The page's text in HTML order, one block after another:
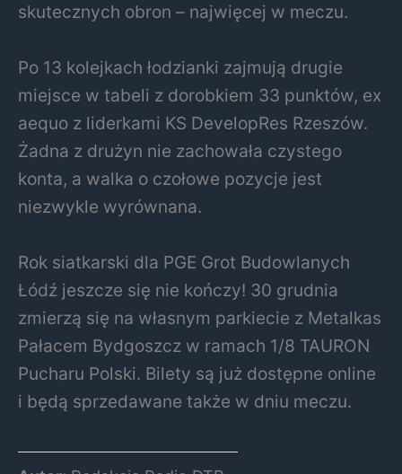
skutecznych obron – najwięcej w meczu.
Po 13 kolejkach łodzianki zajmują drugie
miejsce w tabeli z dorobkiem 33 punktów, ex
aequo z liderkami KS DevelopRes Rzeszów.
Żadna z drużyn nie zachowała czystego
konta, a walka o czołowe pozycje jest
niezwykle wyrównana.
Rok siatkarski dla PGE Grot Budowlanych
Łódź jeszcze się nie kończy! 30 grudnia
zmierzą się na własnym parkiecie z Metalkas
Pałacem Bydgoszcz w ramach 1/8 TAURON
Pucharu Polski. Bilety są już dostępne online
i będą sprzedawane także w dniu meczu.